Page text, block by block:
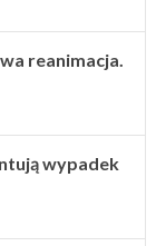
reanimacja.
wypadek